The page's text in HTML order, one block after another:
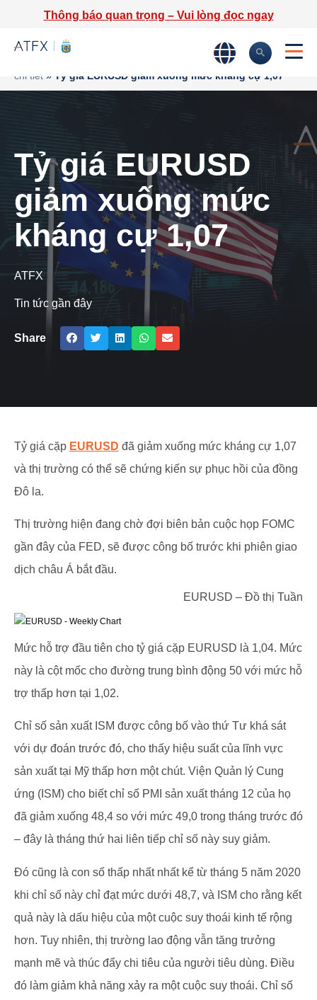
Thông báo quan trọng – Vui lòng đọc ngay
Tin tức thị trường & Thông tin
chi tiết » Tỷ giá EURUSD giảm xuống mức kháng cự 1,07
Tỷ giá EURUSD
giảm xuống mức
kháng cự 1,07
ATFX
Tin tức gần đây
Share
Tỷ giá cặp EURUSD đã giảm xuống mức kháng cự 1,07
và thị trường có thể sẽ chứng kiến sự phục hồi của đồng
Đô la.
Thị trường hiện đang chờ đợi biên bản cuộc họp FOMC
gần đây của FED, sẽ được công bố trước khi phiên giao
dịch châu Á bắt đầu.
EURUSD – Đồ thị Tuần
Mức hỗ trợ đầu tiên cho tỷ giá cặp EURUSD là 1,04. Mức
này là cột mốc cho đường trung bình động 50 với mức hỗ
trợ thấp hơn tại 1,02.
Chỉ số sản xuất ISM được công bố vào thứ Tư khá sát
với dự đoán trước đó, cho thấy hiệu suất của lĩnh vực
sản xuất tại Mỹ thấp hơn một chút. Viện Quản lý Cung
ứng (ISM) cho biết chỉ số PMI sản xuất tháng 12 của họ
đã giảm xuống 48,4 so với mức 49,0 trong tháng trước đó
– đây là tháng thứ hai liên tiếp chỉ số này suy giảm.
Đó cũng là con số thấp nhất nhất kể từ tháng 5 năm 2020
khi chỉ số này chỉ đạt mức dưới 48,7, và ISM cho rằng kết
quả này là dấu hiệu của một cuộc suy thoái kinh tế rộng
hơn. Tuy nhiên, thị trường lao động vẫn tăng trưởng
mạnh mẽ và thúc đẩy chi tiêu của người tiêu dùng. Điều
đó làm giảm khả năng xảy ra một cuộc suy thoái. Chỉ số